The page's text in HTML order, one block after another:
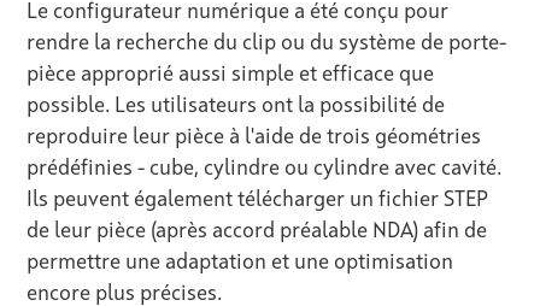
Le configurateur numérique a été conçu pour
rendre la recherche du clip ou du système de porte-
pièce approprié aussi simple et efficace que
possible. Les utilisateurs ont la possibilité de
reproduire leur pièce à l'aide de trois géométries
prédéfinies - cube, cylindre ou cylindre avec cavité.
Ils peuvent également télécharger un fichier STEP
de leur pièce (après accord préalable NDA) afin de
permettre une adaptation et une optimisation
encore plus précises.